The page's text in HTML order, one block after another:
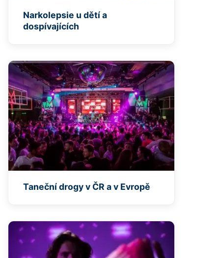
Narkolepsie u dětí a
dospívajících
Taneční drogy v ČR a v Evropě